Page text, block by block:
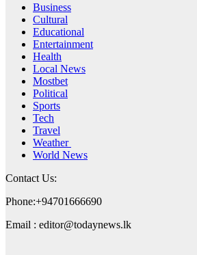
Business
Cultural
Educational
Entertainment
Health
Local News
Mostbet
Political
Sports
Tech
Travel
Weather
World News
Contact Us:
Phone:+94701666690
Email : editor@todaynews.lk